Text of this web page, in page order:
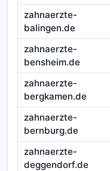
zahnaerzte-
balingen.de
zahnaerzte-
bensheim.de
zahnaerzte-
bergkamen.de
zahnaerzte-
bernburg.de
zahnaerzte-
deggendorf.de